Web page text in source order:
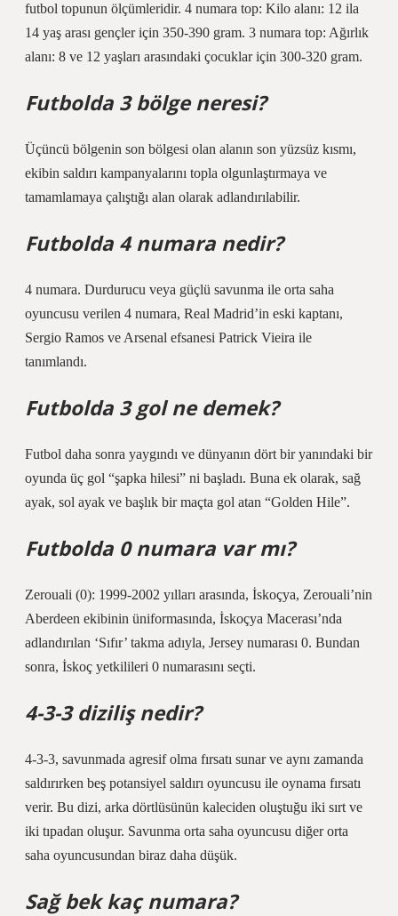
futbol topunun ölçümleridir. 4 numara top: Kilo alanı: 12 ila
14 yaş arası gençler için 350-390 gram. 3 numara top: Ağırlık
alanı: 8 ve 12 yaşları arasındaki çocuklar için 300-320 gram.
Futbolda 3 bölge neresi?
Üçüncü bölgenin son bölgesi olan alanın son yüzsüz kısmı,
ekibin saldırı kampanyalarını topla olgunlaştırmaya ve
tamamlamaya çalıştığı alan olarak adlandırılabilir.
Futbolda 4 numara nedir?
4 numara. Durdurucu veya güçlü savunma ile orta saha
oyuncusu verilen 4 numara, Real Madrid’in eski kaptanı,
Sergio Ramos ve Arsenal efsanesi Patrick Vieira ile
tanımlandı.
Futbolda 3 gol ne demek?
Futbol daha sonra yaygındı ve dünyanın dört bir yanındaki bir
oyunda üç gol “şapka hilesi” ni başladı. Buna ek olarak, sağ
ayak, sol ayak ve başlık bir maçta gol atan “Golden Hile”.
Futbolda 0 numara var mı?
Zerouali (0): 1999-2002 yılları arasında, İskoçya, Zerouali’nin
Aberdeen ekibinin üniformasında, İskoçya Macerası’nda
adlandırılan ‘Sıfır’ takma adıyla, Jersey numarası 0. Bundan
sonra, İskoç yetkilileri 0 numarasını seçti.
4-3-3 diziliş nedir?
4-3-3, savunmada agresif olma fırsatı sunar ve aynı zamanda
saldırırken beş potansiyel saldırı oyuncusu ile oynama fırsatı
verir. Bu dizi, arka dörtlüsünün kaleciden oluştuğu iki sırt ve
iki tıpadan oluşur. Savunma orta saha oyuncusu diğer orta
saha oyuncusundan biraz daha düşük.
Sağ bek kaç numara?